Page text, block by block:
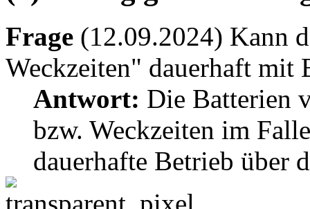
Frage (12.09.2024) Kann
Weckzeiten" dauerhaft mit
Antwort: Die Batterien
bzw. Weckzeiten im
dauerhafte Betrieb über